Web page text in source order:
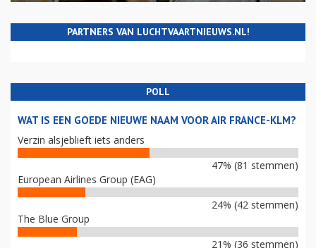
PARTNERS VAN LUCHTVAARTNIEUWS.NL!
POLL
WAT IS EEN GOEDE NIEUWE NAAM VOOR AIR FRANCE-KLM?
Verzin alsjeblieft iets anders
47% (81 stemmen)
European Airlines Group (EAG)
24% (42 stemmen)
The Blue Group
21% (36 stemmen)